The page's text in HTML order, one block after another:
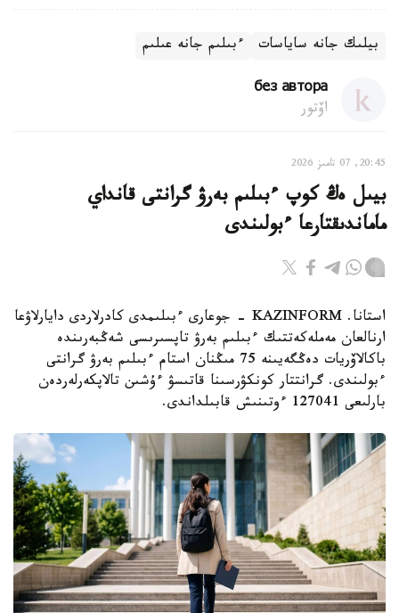
بيلىك جانە ساياسات ءبىلىم جانە عىلىم
без автора
اۆتور
20:45, 07 تامىز 2026
بيىل ەڭ كوپ ءبىلىم بەرۋ گرانتى قانداي
ماماندىقتارعا ءبولىندى
استانا. KAZINFORM - جوعارى ءبىلىمدى كادرلاردى دايارلاۋعا
ارنالعان مەملەكەتتىك ءبىلىم بەرۋ تاپسىرىسى شەڭبەرىندە
باكالاۆريات دەڭگەيىنە 75 مىڭنان استام ءبىلىم بەرۋ گرانتى
ءبولىندى. گرانتتار كونكۋرسىنا قاتىسۋ ءۇشىن تالاپكەرلەردەن
بارلىعى 127041 ءوتىنىش قابىلداندى.